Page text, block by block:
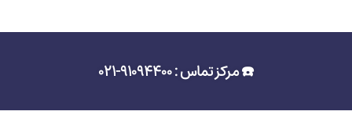
☎️ مرکز تماس : 91094400-021